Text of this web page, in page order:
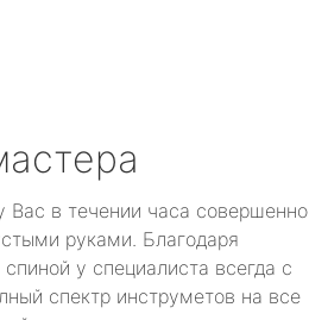
Вас в течении часа совершенно
руками. Благодаря
у специалиста всегда с
спектр инструметов на все